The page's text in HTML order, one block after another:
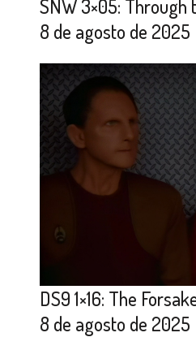
SNW 3×05: Through
8 de agosto de 2025
DS9 1×16: The
8 de agosto de 2025